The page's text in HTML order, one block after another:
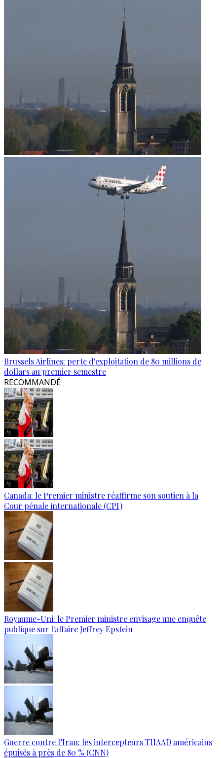
Brussels Airlines: perte d'exploitation de 80 millions de
dollars au premier semestre
RECOMMANDÉ
Canada: le Premier ministre réaffirme son soutien à la
Cour pénale internationale (CPI)
Royaume-Uni: le Premier ministre envisage une enquête
publique sur l'affaire Jeffrey Epstein
Guerre contre l’Iran: les intercepteurs THAAD américains
épuisés à près de 80 % (CNN)